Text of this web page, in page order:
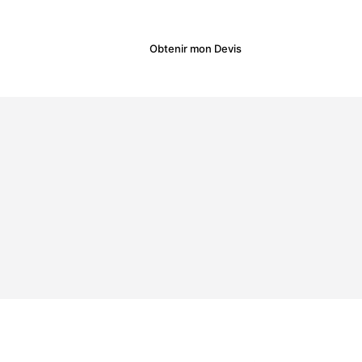
Obtenir mon Devis